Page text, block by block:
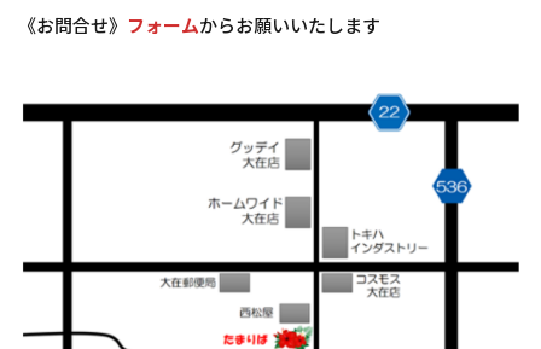
《お問合せ》 フォームからお願いいたします